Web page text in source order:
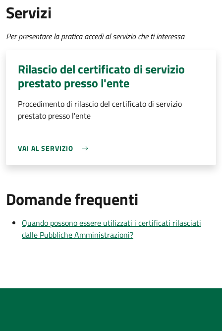
Servizi
Per presentare la pratica accedi al servizio che ti interessa
Rilascio del certificato di servizio
prestato presso l'ente
Procedimento di rilascio del certificato di servizio
prestato presso l'ente
VAI AL SERVIZIO
Domande frequenti
Quando possono essere utilizzati i certificati rilasciati
dalle Pubbliche Amministrazioni?